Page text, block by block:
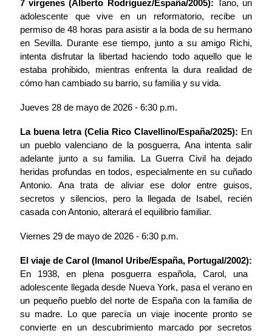
7 vírgenes (Alberto Rodríguez/España/2005): Tano, un
adolescente que vive en un reformatorio, recibe un
permiso de 48 horas para asistir a la boda de su hermano
en Sevilla. Durante ese tiempo, junto a su amigo Richi,
intenta disfrutar la libertad haciendo todo aquello que le
estaba prohibido, mientras enfrenta la dura realidad de
cómo han cambiado su barrio, su familia y su vida.
Jueves 28 de mayo de 2026 - 6:30 p.m.
La buena letra (Celia Rico Clavellino/España/2025): En
un pueblo valenciano de la posguerra, Ana intenta salir
adelante junto a su familia. La Guerra Civil ha dejado
heridas profundas en todos, especialmente en su cuñado
Antonio. Ana trata de aliviar ese dolor entre guisos,
secretos y silencios, pero la llegada de Isabel, recién
casada con Antonio, alterará el equilibrio familiar.
Viernes 29 de mayo de 2026 - 6:30 p.m.
El viaje de Carol (Imanol Uribe/España, Portugal/2002):
En 1938, en plena posguerra española, Carol, una
adolescente llegada desde Nueva York, pasa el verano en
un pequeño pueblo del norte de España con la familia de
su madre. Lo que parecía un viaje inocente pronto se
convierte en un descubrimiento marcado por secretos